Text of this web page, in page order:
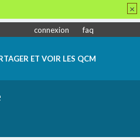
connexion faq
ET VOIR LES QCM
×